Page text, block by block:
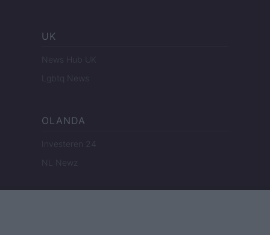
UK
News Hub UK
Lgbtq News
OLANDA
Investeren 24
NL Newz